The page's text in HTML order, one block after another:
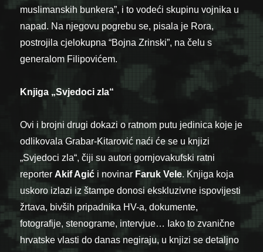
muslimanskih bunkera”, i to vodeći skupinu vojnika u
napad. Na njegovu pogrebu se, pisala je Rora,
postrojila cjelokupna “Bojna Zrinski”, na čelu s
generalom Filipovićem.
Knjiga „Svjedoci zla“
Ovi i brojni drugi dokazi o ratnom putu jedinica koje je
odlikovala Grabar-Kitarović naći će se u knjizi
„Svjedoci zla“, čiji su autori gornjovakufski ratni
reporter Akif Agić i novinar Faruk Vele. Knjiga koja
uskoro izlazi iz štampe donosi ekskluzivne ispovijesti
žrtava, bivših pripadnika HV-a, dokumente,
fotografije, stenograme, intervjue… Iako to zvanične
hrvatske vlasti do danas negiraju, u knjizi se detaljno